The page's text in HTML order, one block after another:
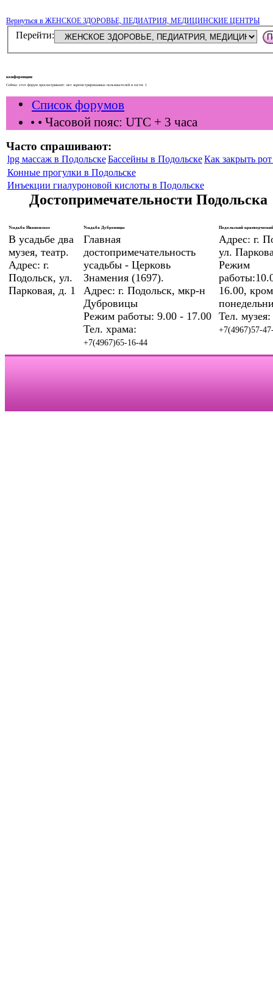
Вернуться в ЖЕНСКОЕ ЗДОРОВЬЕ, ПЕДИАТРИЯ, МЕДИЦИНСКИЕ ЦЕНТРЫ
Перейти:
конференции
Сейчас этот форум просматривают: нет зарегистрированных пользователей и гости: 1
Список форумов
• • Часовой пояс: UTC + 3 часа
Часто спрашивают:
lpg массаж в Подольске Бассейны в ПодольскеКак закрыть
Конные прогулки в Подольске
Инъекции гиалуроновой кислоты в Подольске
Достопримечательности Подольска
Усадьба Ивановское
В усадьбе два
музея, театр.
Адрес: г.
Подольск, ул.
Парковая, д. 1
Усадьба Дубровицы
Главная
достопримечательность
усадьбы - Церковь
Знамения (1697).
Адрес: г. Подольск, мкр-н
Дубровицы
Режим работы: 9.00 - 17.00
Тел. храма:
+7(4967)65-16-44
Подольский
Адрес: г.
ул.
Режим
16.00,
Тел. музея:
+7(4967)57-